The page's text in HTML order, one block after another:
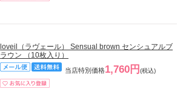
loveil（ラヴェール） Sensual brown センシュアルブ
ラウン （10枚入り）
当店特別価格1,760円 (税込)